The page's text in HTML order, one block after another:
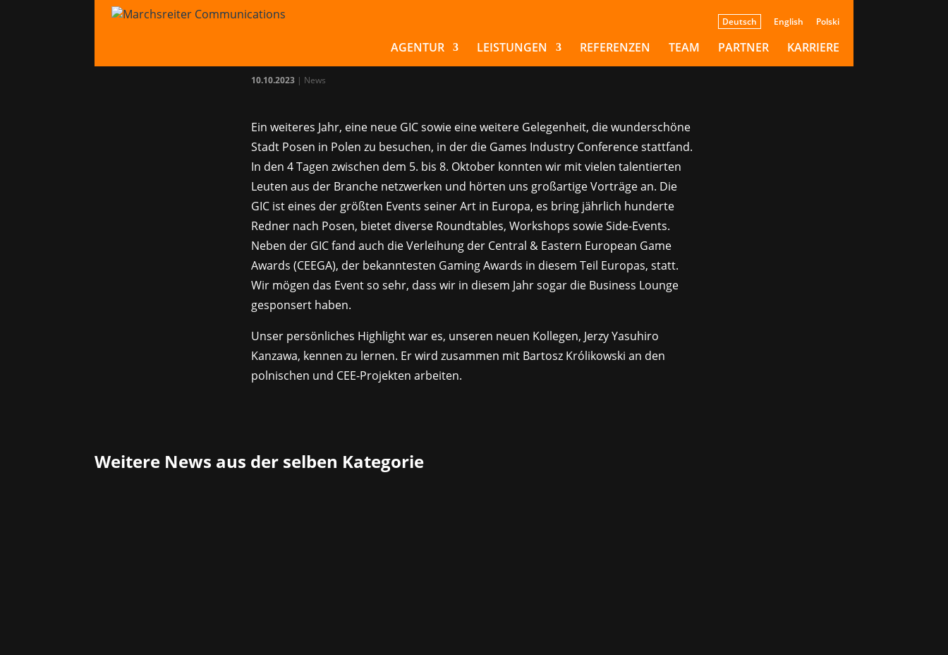
Deutsch English Polski
AGENTUR LEISTUNGEN REFERENZEN TEAM PARTNER KARRIERE
Netzwerken und fortbilden
auf der GIC 2023
10.10.2023| News
Ein weiteres Jahr, eine neue GIC sowie eine weitere Gelegenheit, die wunderschöne
Stadt Posen in Polen zu besuchen, in der die Games Industry Conference stattfand.
In den 4 Tagen zwischen dem 5. bis 8. Oktober konnten wir mit vielen talentierten
Leuten aus der Branche netzwerken und hörten uns großartige Vorträge an. Die
GIC ist eines der größten Events seiner Art in Europa, es bring jährlich hunderte
Redner nach Posen, bietet diverse Roundtables, Workshops sowie Side-Events.
Neben der GIC fand auch die Verleihung der Central & Eastern European Game
Awards (CEEGA), der bekanntesten Gaming Awards in diesem Teil Europas, statt.
Wir mögen das Event so sehr, dass wir in diesem Jahr sogar die Business Lounge
gesponsert haben.
Unser persönliches Highlight war es, unseren neuen Kollegen, Jerzy Yasuhiro
Kanzawa, kennen zu lernen. Er wird zusammen mit Bartosz Królikowski an den
polnischen und CEE-Projekten arbeiten.
Weitere News aus der selben Kategorie